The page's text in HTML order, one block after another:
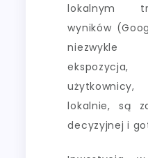
lokalnym
wyników
niezwykle
lokalnie, są
decyzyjnej i